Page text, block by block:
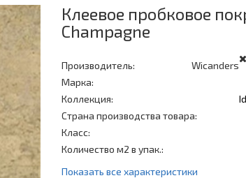
Клеевое пробковое
Champagne
Производитель:
Wicanders
Марка:
Коллекция:
Страна производства товара:
Класс:
Количество м2 в упак.:
Показать все характеристики